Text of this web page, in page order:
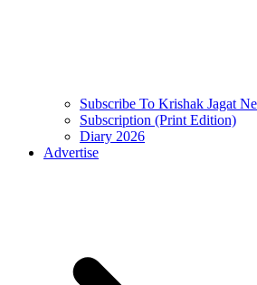
Subscribe To Krishak Jagat
Subscription (Print Edition)
Diary 2026
Advertise